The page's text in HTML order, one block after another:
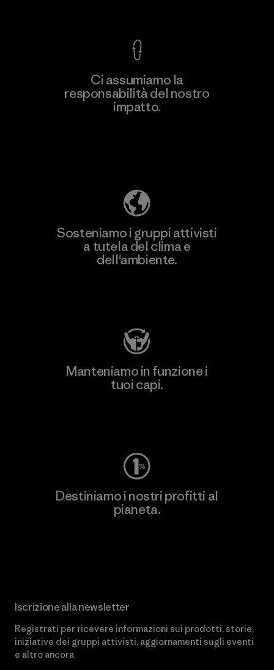
Ci assumiamo la
responsabilità del nostro
impatto.
Sosteniamo i gruppi attivisti
a tutela del clima e
dell'ambiente.
Manteniamo in funzione i
tuoi capi.
Destiniamo i nostri profitti al
pianeta.
Iscrizione alla newsletter
Registrati per ricevere informazioni sui prodotti, storie,
iniziative dei gruppi attivisti, aggiornamenti sugli eventi
e altro ancora.